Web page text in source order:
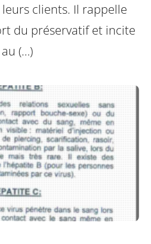
clients. Il rappelle
du préservatif et incite
au (…)